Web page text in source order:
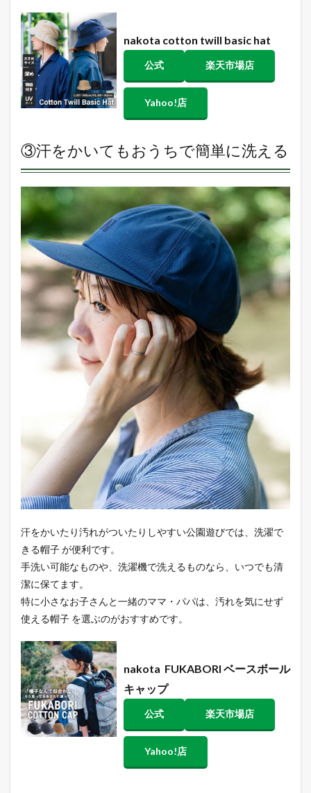
nakota cotton twill basic hat
公式 楽天市場店
Yahoo!店
③汗をかいてもおうちで簡単に洗える
汗をかいたり汚れがついたりしやすい公園遊びでは、洗濯で
きる帽子 が便利です。
手洗い可能なものや、洗濯機で洗えるものなら、いつでも清
潔に保てます。
特に小さなお子さんと一緒のママ・パパは、汚れを気にせず
使える帽子 を選ぶのがおすすめです。
nakota FUKABORI ベースボール
キャップ
公式 楽天市場店
Yahoo!店